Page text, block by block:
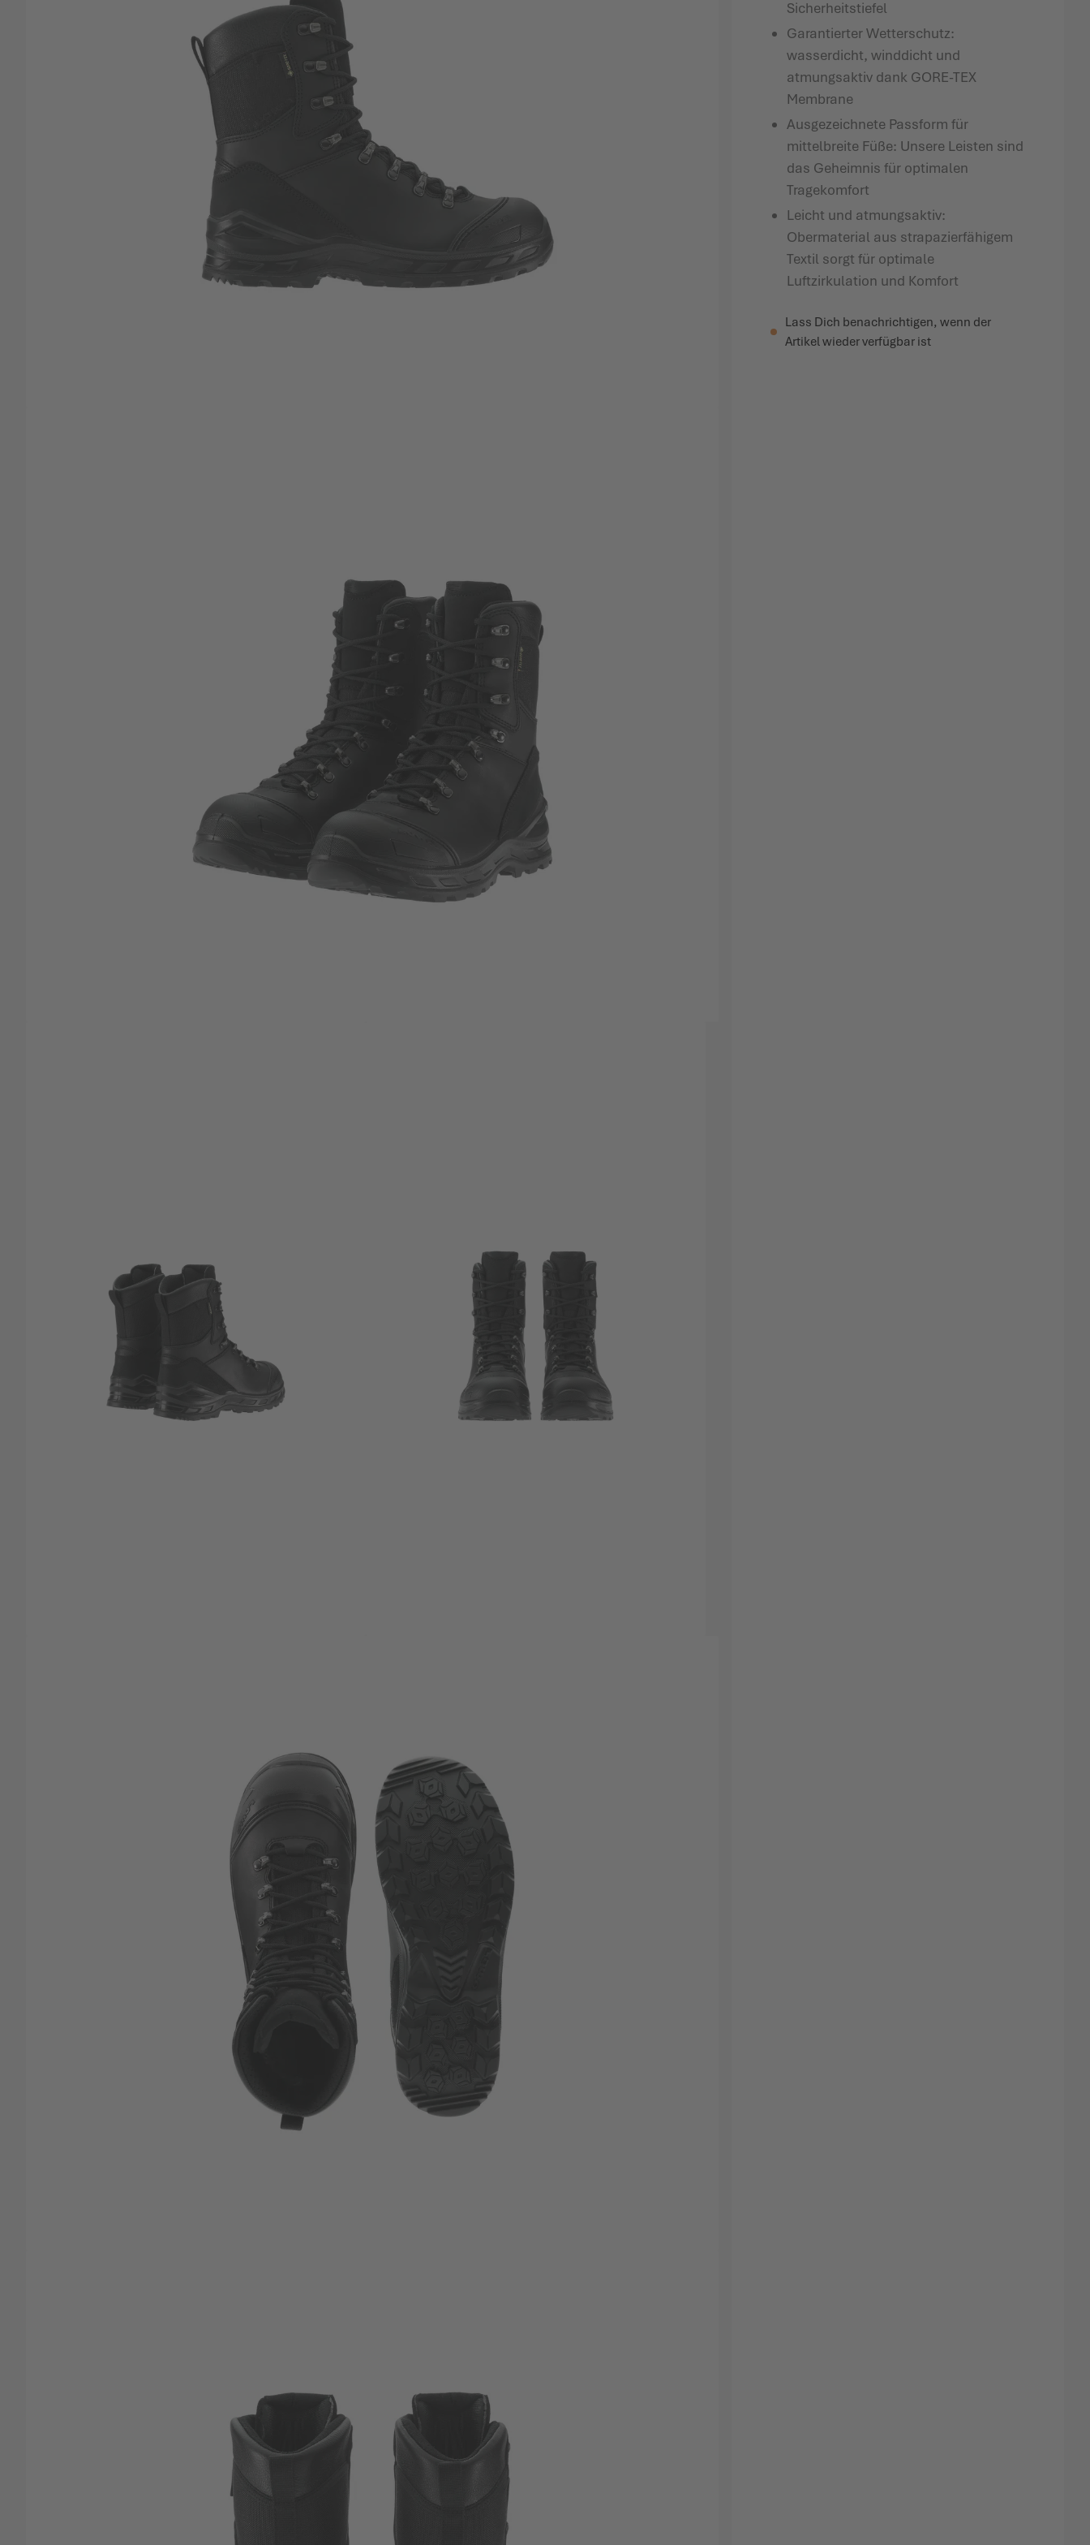
Sicherheitstiefel
Garantierter Wetterschutz:
wasserdicht, winddicht und
atmungsaktiv dank GORE-TEX
Membrane
Ausgezeichnete Passform für
mittelbreite Füße: Unsere Leisten sind
das Geheimnis für optimalen
Tragekomfort
Leicht und atmungsaktiv:
Obermaterial aus strapazierfähigem
Textil sorgt für optimale
Luftzirkulation und Komfort
Lass Dich benachrichtigen, wenn der
Artikel wieder verfügbar ist